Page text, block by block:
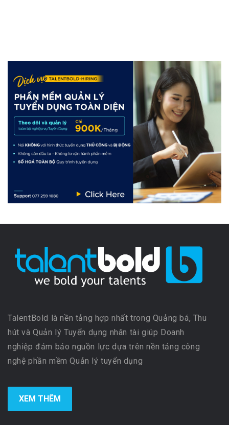
TalentBold là nền tảng hợp nhất trong Quảng bá, Thu
hút và Quản lý Tuyển dụng nhân tài giúp Doanh
nghiệp đảm bảo nguồn lực dựa trên nền tảng công
nghệ phần mềm Quản lý tuyển dụng
XEM THÊM